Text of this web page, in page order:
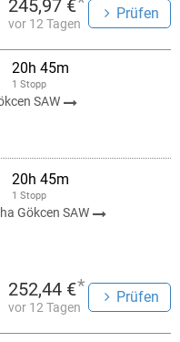
245,97 €
vor 12 Tagen
Prüfen
20h 45m
1 Stopp
SAW
20h 45m
1 Stopp
Gökcen SAW
252,44 €*
vor 12 Tagen
Prüfen